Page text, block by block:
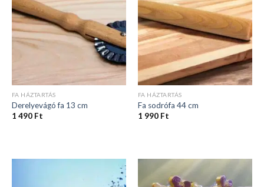
FA HÁZTARTÁS
Derelyevágó fa 13 cm
1 490 Ft
FA HÁZTARTÁS
Fa sodrófa 44 cm
1 990 Ft